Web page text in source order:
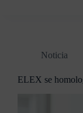
Noticia
ELEX se